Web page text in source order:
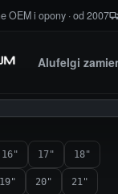
OEM i opony · od 2007
Alufelgi
16" 17" 18"
19" 20" 21"